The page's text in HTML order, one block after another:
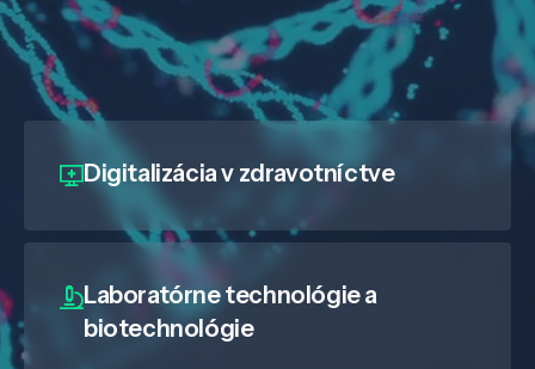
Digitalizáciav zdravotníctve
Laboratórne technológie a
biotechnológie